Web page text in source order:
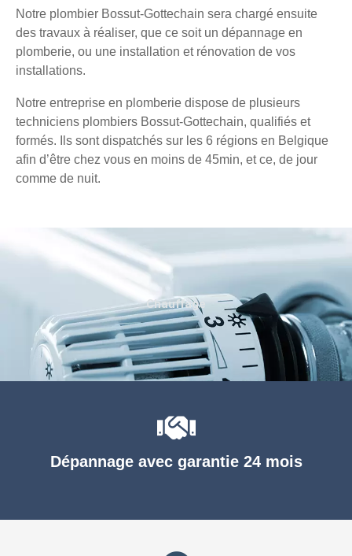
Notre plombier Bossut-Gottechain sera chargé ensuite
des travaux à réaliser, que ce soit un dépannage en
plomberie, ou une installation et rénovation de vos
installations.
Notre entreprise en plomberie dispose de plusieurs
techniciens plombiers Bossut-Gottechain, qualifiés et
formés. Ils sont dispatchés sur les 6 régions en Belgique
afin d’être chez vous en moins de 45min, et ce, de jour
comme de nuit.
Dépannage avec garantie 24 mois
Chauffage